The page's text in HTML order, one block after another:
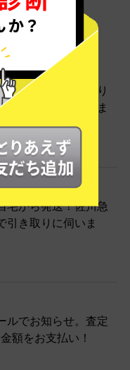
テップ
・梱包
みしたら、箱に売り
いろ詰めて梱包しま
宅から発送！佐川急
引き取りに伺いま
ルでお知らせ。査定
額をお支払い！